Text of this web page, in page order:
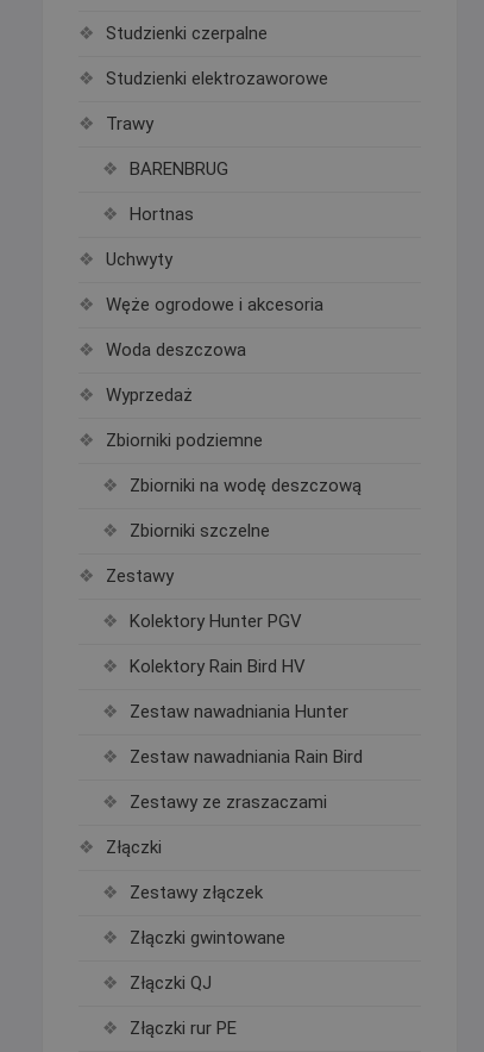
Studzienki czerpalne
Studzienki elektrozaworowe
Trawy
BARENBRUG
Hortnas
Uchwyty
Węże ogrodowe i akcesoria
Woda deszczowa
Wyprzedaż
Zbiorniki podziemne
Zbiorniki na wodę deszczową
Zbiorniki szczelne
Zestawy
Kolektory Hunter PGV
Kolektory Rain Bird HV
Zestaw nawadniania Hunter
Zestaw nawadniania Rain Bird
Zestawy ze zraszaczami
Złączki
Zestawy złączek
Złączki gwintowane
Złączki QJ
Złączki rur PE